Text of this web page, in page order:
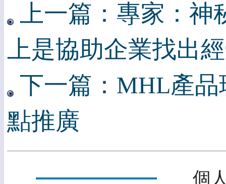
上一篇：專家：
上是協助企業找出
下一篇：MHL產
點推廣
個